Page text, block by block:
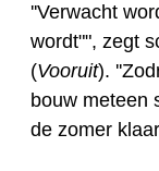
''Verwacht
wordt"", zegt
(Vooruit).
bouw meteen
de zomer